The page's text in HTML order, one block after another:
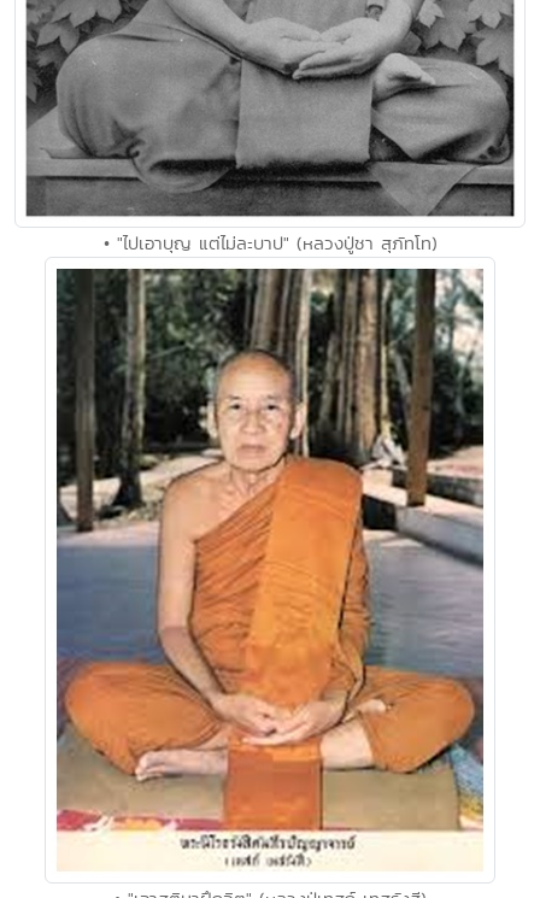
• "ไปเอาบุญ แต่ไม่ละบาป" (หลวงปู่ชา สุภัทโท)